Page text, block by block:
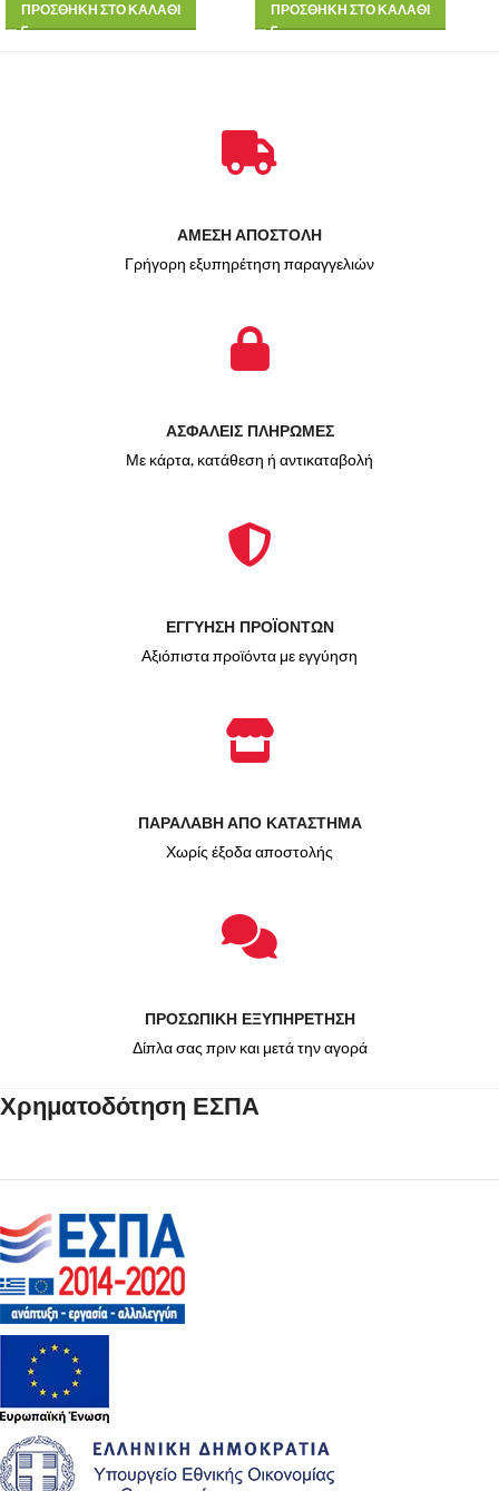
ΠΡΟΣΘΗΚΗ ΣΤΟ ΚΑΛΑΘΙ ΠΡΟΣΘΗΚΗ ΣΤΟ ΚΑΛΑΘΙ
ΑΜΕΣΗ ΑΠΟΣΤΟΛΗ
Γρήγορη εξυπηρέτηση παραγγελιών
ΑΣΦΑΛΕΙΣ ΠΛΗΡΩΜΕΣ
Με κάρτα, κατάθεση ή αντικαταβολή
ΕΓΓΥΗΣΗ ΠΡΟΪΟΝΤΩΝ
Αξιόπιστα προϊόντα με εγγύηση
ΠΑΡΑΛΑΒΗ ΑΠΟ ΚΑΤΑΣΤΗΜΑ
Χωρίς έξοδα αποστολής
ΠΡΟΣΩΠΙΚΗ ΕΞΥΠΗΡΕΤΗΣΗ
Δίπλα σας πριν και μετά την αγορά
Χρηματοδότηση ΕΣΠΑ